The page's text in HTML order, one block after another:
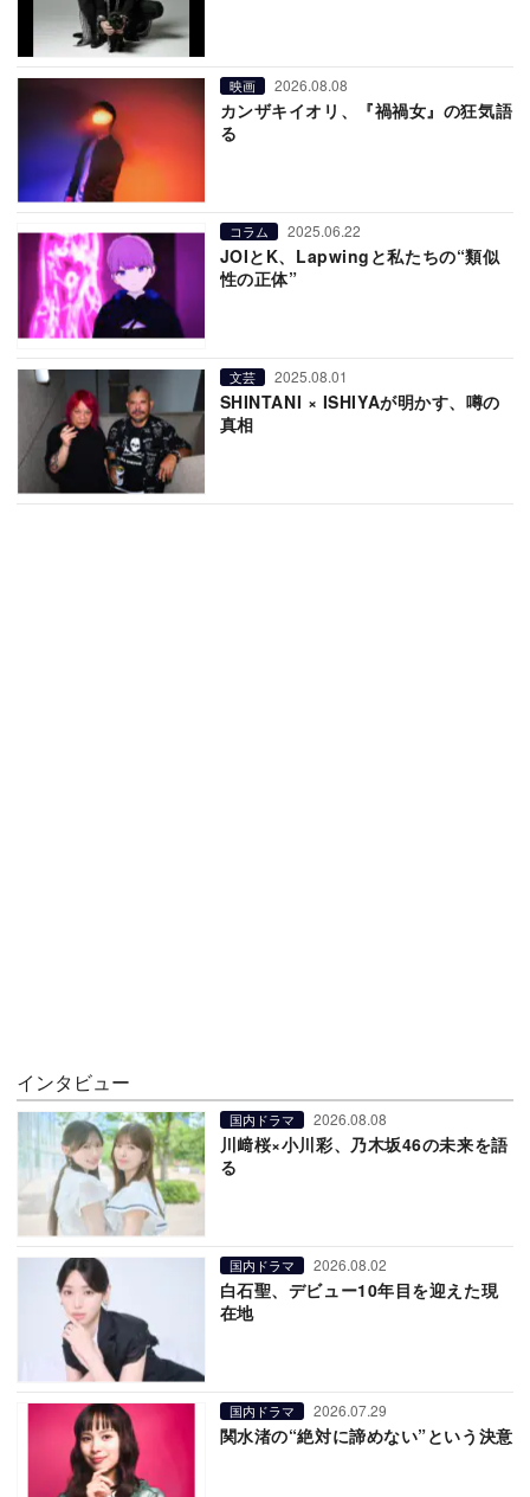
映画 2026.08.08
カンザキイオリ、『禍禍女』の狂気語
る
コラム 2025.06.22
JOIとK、Lapwingと私たちの“類似
性の正体”
文芸 2025.08.01
SHINTANI × ISHIYAが明かす、噂の
真相
インタビュー
国内ドラマ 2026.08.08
川﨑桜×小川彩、乃木坂46の未来を語
る
国内ドラマ 2026.08.02
白石聖、デビュー10年目を迎えた現
在地
国内ドラマ 2026.07.29
関水渚の“絶対に諦めない”という決意